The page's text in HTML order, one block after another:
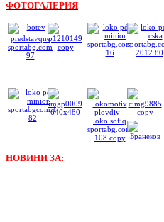
ФОТОГАЛЕРИЯ
НОВИНИ ЗА: